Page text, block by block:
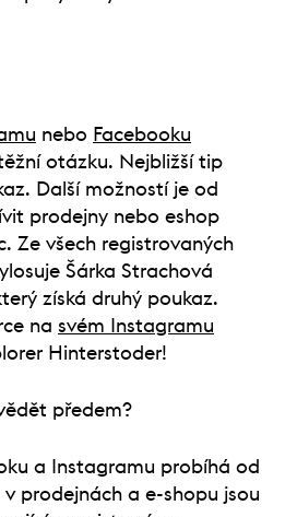
nebo Facebooku
otázku. Nejbližší tip
Další možností je od
prodejny nebo eshop
Ze všech registrovaných
Šárka Strachová
získá druhý poukaz.
na svém Instagramu
Hinterstoder!
předem?
a Instagramu probíhá od
v prodejnách a e-shopu jsou